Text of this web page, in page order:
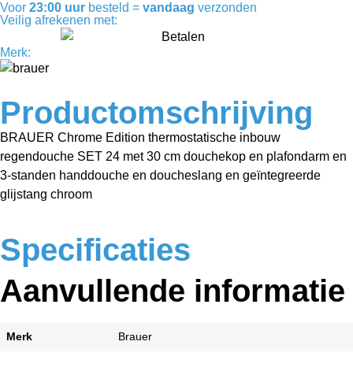
Voor 23:00 uur besteld = vandaag verzonden
Veilig afrekenen met:
Merk:
Productomschrijving
BRAUER Chrome Edition thermostatische inbouw
regendouche SET 24 met 30 cm douchekop en plafondarm en
3-standen handdouche en doucheslang en geïntegreerde
glijstang chroom
Specificaties
Aanvullende informatie
Merk Brauer